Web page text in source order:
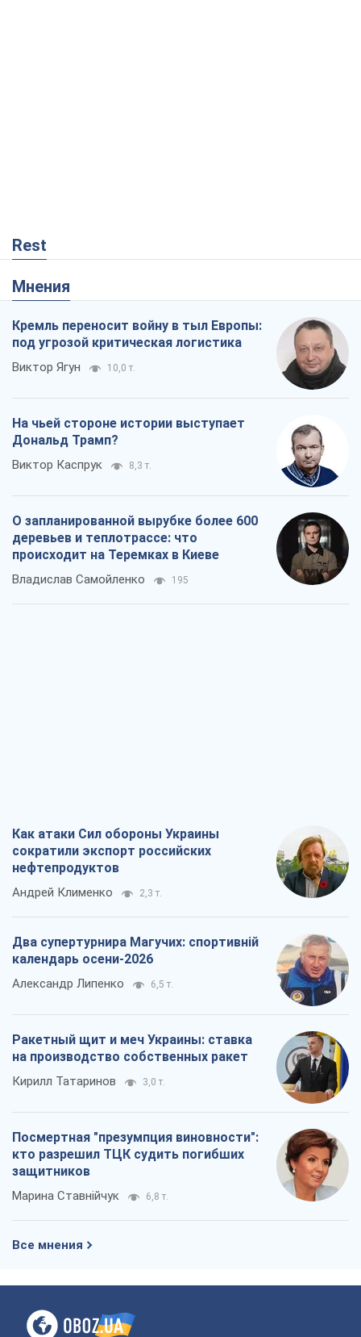
Rest
Мнения
Кремль переносит войну в тыл Европы:
под угрозой критическая логистика
Виктор Ягун 10,0 т.
На чьей стороне истории выступает
Дональд Трамп?
Виктор Каспрук 8,3 т.
О запланированной вырубке более 600
деревьев и теплотрассе: что
происходит на Теремках в Киеве
Владислав Самойленко 195
Как атаки Сил обороны Украины
сократили экспорт российских
нефтепродуктов
Андрей Клименко 2,3 т.
Два супертурнира Магучих: спортивній
календарь осени-2026
Александр Липенко 6,5 т.
Ракетный щит и меч Украины: ставка
на производство собственных ракет
Кирилл Татаринов 3,0 т.
Посмертная "презумпция виновности":
кто разрешил ТЦК судить погибших
защитников
Марина Ставнійчук 6,8 т.
Все мнения